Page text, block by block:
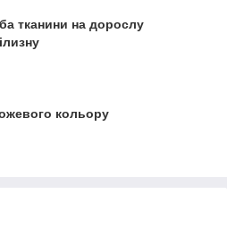
тканини на дорослу
кольору